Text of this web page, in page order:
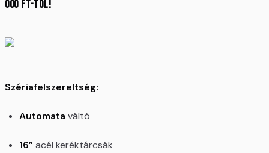
000 Ft-tól!
Szériafelszereltség:
Automata váltó
16”acél keréktárcsák